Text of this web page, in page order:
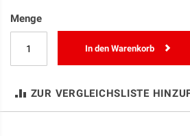
Menge
In den Warenkorb
ZUR VERGLEICHSLISTE